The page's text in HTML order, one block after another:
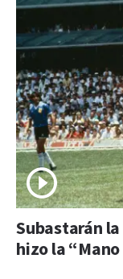
Subastarán
hizo la